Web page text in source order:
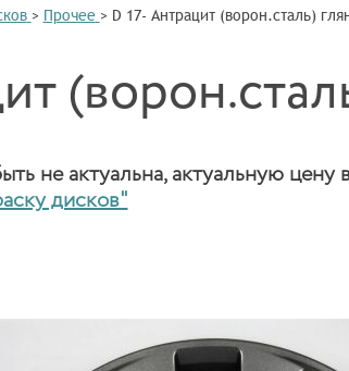
> Прочее > D 17- Антрацит (ворон.сталь)
не актуальна, актуальную цену
дисков"